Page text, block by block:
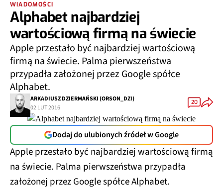
WIADOMOŚCI
Alphabet najbardziej
wartościową firmą na świecie
Apple przestało być najbardziej wartościową
firmą na świecie. Palma pierwszeństwa
przypadła założonej przez Google spółce
Alphabet.
ARKADIUSZ DZIERMAŃSKI (ORSON_DZI)
02 LUT 2016
20
Dodaj do ulubionych źródeł w Google
Apple przestało być najbardziej wartościową firmą
na świecie. Palma pierwszeństwa przypadła
założonej przez Google spółce Alphabet.